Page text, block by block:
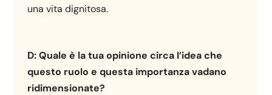
una vita dignitosa.
D: Quale è la tua opinione circa l’idea che
questo ruolo e questa importanza vadano
ridimensionate?